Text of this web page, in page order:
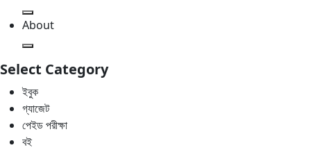
About
Select Category
ইবুক
গ্যাজেট
পেইড পরীক্ষা
বই